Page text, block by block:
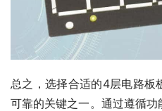
总之，选择合适的4层电路板
可靠的关键之一。通过遵循